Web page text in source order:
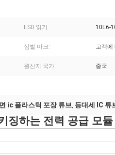
ESD 읽기: 10E6-
심벌 마크: 고객에
원산지 국가: 중국
ic 플라스틱 포장 튜브, 등대세 IC 튜
징하는 전력 공급 모